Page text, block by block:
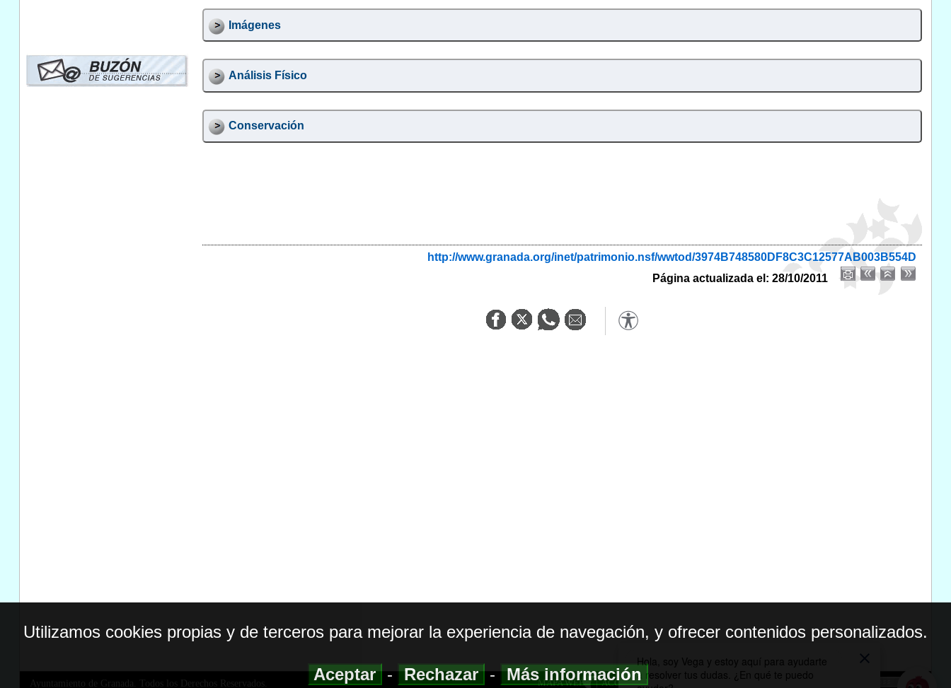
Imágenes
Análisis Físico
Conservación
http://www.granada.org/inet/patrimonio.nsf/wwtod/3974B748580DF8C3C12577AB003B554D
Página actualizada el: 28/10/2011
Ayuntamiento de Granada. Todos los Derechos Reservados. MAPA WEB|ACCESIBILIDAD
Utilizamos cookies propias y de terceros para mejorar la experiencia de navegación, y ofrecer contenidos personalizados.
Aceptar-Rechazar-Más información